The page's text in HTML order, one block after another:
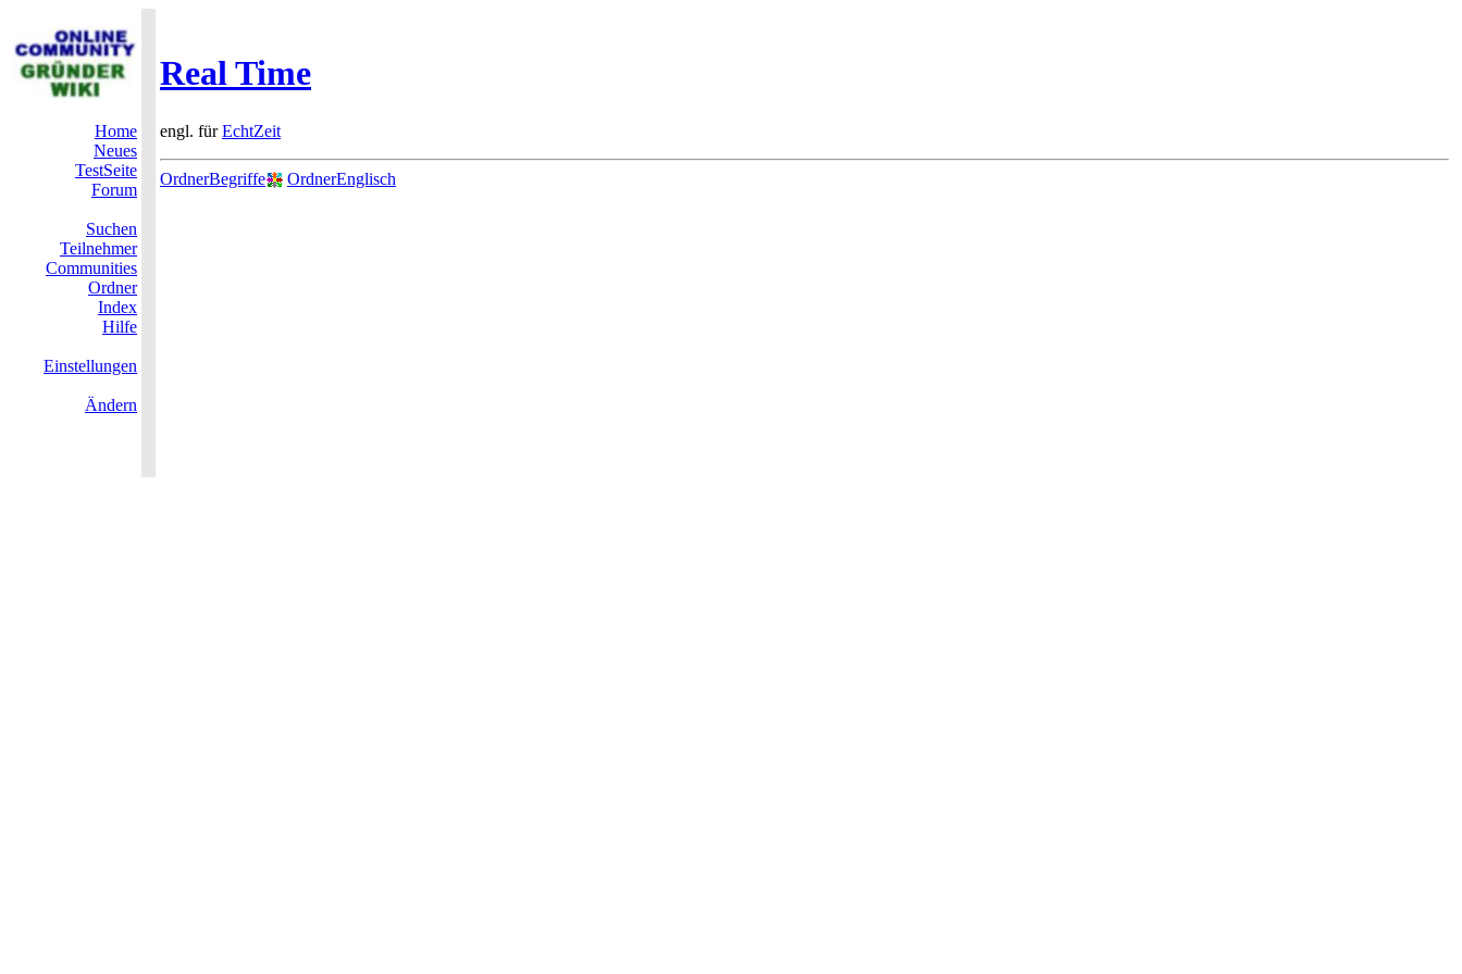
Real Time
Home
Neues
TestSeite
Forum
Suchen
Teilnehmer
Communities
Ordner
Index
Hilfe
Einstellungen
Ändern
engl. fürEchtZeit
OrdnerBegriffe OrdnerEnglisch